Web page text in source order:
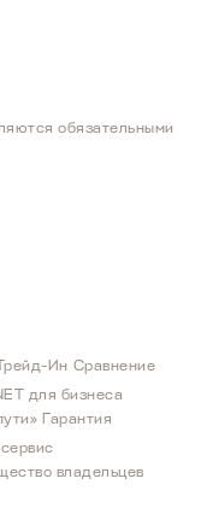
обязательными
Ин Сравнение
для бизнеса
Гарантия
владельцев